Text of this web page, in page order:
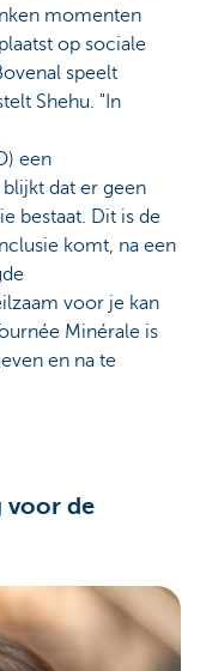
momenten
op sociale
speelt
Shehu. "In
een
dat er geen
bestaat. Dit is de
komt, na een
voor je kan
Minérale is
en na te
voor de